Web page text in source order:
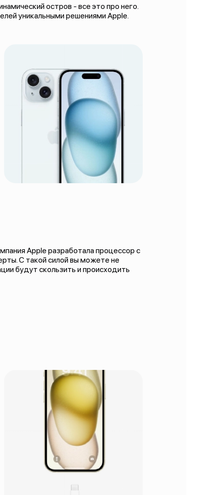
остров - все это про него.
уникальными решениями Apple.
Apple разработала процессор с
С такой силой вы можете не
будут скользить и происходить